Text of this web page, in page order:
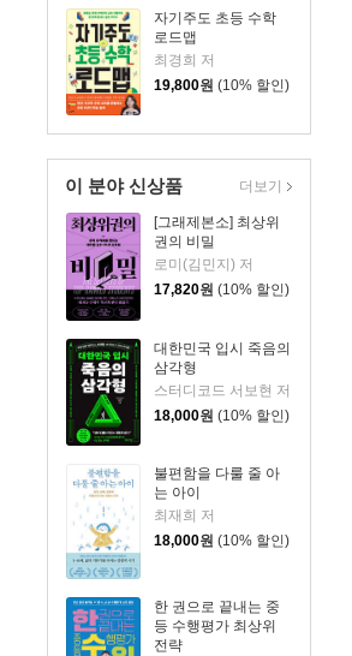
자기주도 초등 수학
로드맵
최경희 저
19,800원 (10% 할인)
이 분야 신상품
[그래제본소] 최상위
권의 비밀
로미(김민지) 저
17,820원 (10% 할인)
대한민국 입시 죽음의
삼각형
스터디코드 서보현 저
18,000원 (10% 할인)
불편함을 다룰 줄 아
는 아이
최재희 저
18,000원 (10% 할인)
한 권으로 끝내는 중
등 수행평가 최상위
전략
더보기